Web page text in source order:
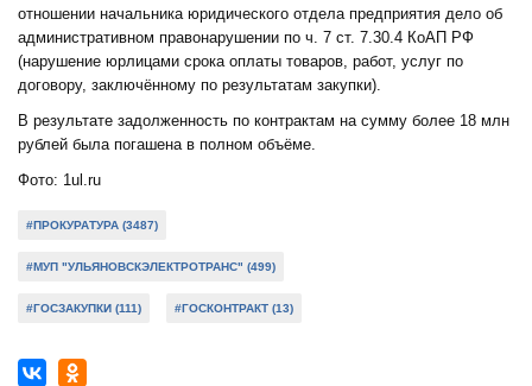
отношении начальника юридического отдела предприятия дело об
административном правонарушении по ч. 7 ст. 7.30.4 КоАП РФ
(нарушение юрлицами срока оплаты товаров, работ, услуг по
договору, заключённому по результатам закупки).
В результате задолженность по контрактам на сумму более 18 млн
рублей была погашена в полном объёме.
Фото: 1ul.ru
#ПРОКУРАТУРА (3487)
#МУП "УЛЬЯНОВСКЭЛЕКТРОТРАНС" (499)
#ГОСЗАКУПКИ (111) #ГОСКОНТРАКТ (13)